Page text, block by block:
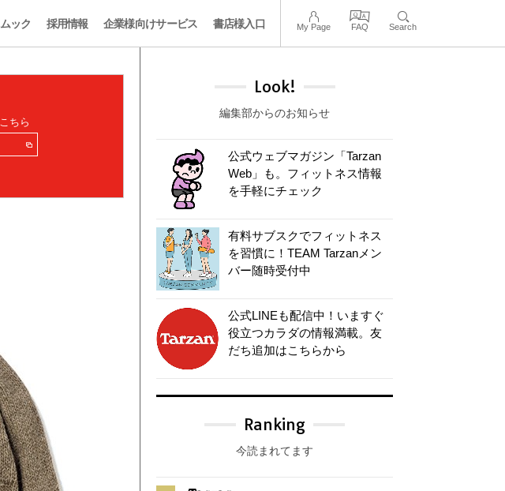
ック 採用情報 企業様向けサービス 書店様入口 My Page FAQ Search
ちら
Look!
編集部からのお知らせ
公式ウェブマガジン「Tarzan
Web」も。フィットネス情報
を手軽にチェック
有料サブスクでフィットネス
を習慣に！TEAM Tarzanメン
バー随時受付中
公式LINEも配信中！いますぐ
役立つカラダの情報満載。友
だち追加はこちらから
Ranking
今読まれてます